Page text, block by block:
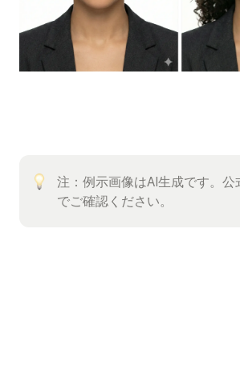
注：例示画像はAI生成です。公
でご確認ください。